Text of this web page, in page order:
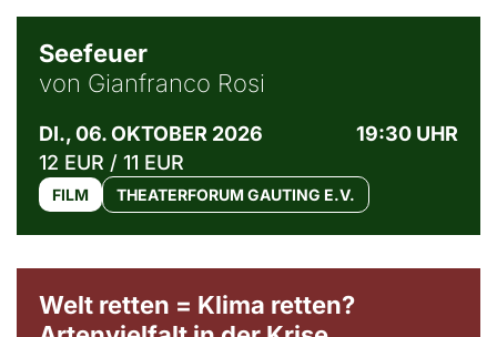
Seefeuer
von Gianfranco Rosi
DI., 06. OKTOBER 2026
19:30 UHR
12 EUR / 11 EUR
FILM THEATERFORUM GAUTING E.V.
Welt retten = Klima retten?